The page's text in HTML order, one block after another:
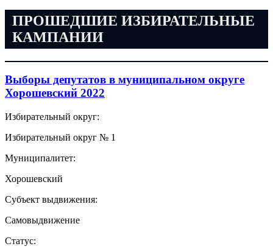
ПРОШЕДШИЕ ИЗБИРАТЕЛЬНЫЕ
КАМПАНИИ
Выборы депутатов в муниципальном округе
Хорошевский 2022
Избирательный округ:
Избирательный округ № 1
Муниципалитет:
Хорошевский
Субъект выдвижения:
Самовыдвижение
Статус: